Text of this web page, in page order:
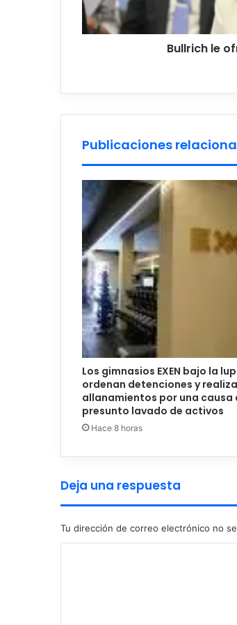
Bullrich le
Publicaciones
Los gimnasios EXEN bajo la
ordenan detenciones y
allanamientos por una causa
presunto lavado de activos
Hace 8 horas
Deja una respuesta
Tu dirección de correo electrónico no